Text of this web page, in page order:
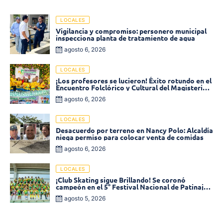
LOCALES
Vigilancia y compromiso: personero municipal
inspecciona planta de tratamiento de agua
agosto 6, 2026
LOCALES
¡Los profesores se lucieron! Éxito rotundo en el
Encuentro Folclórico y Cultural del Magisterio
2026 en Ciénaga
agosto 6, 2026
LOCALES
Desacuerdo por terreno en Nancy Polo: Alcaldía
niega permiso para colocar venta de comidas
agosto 6, 2026
LOCALES
¡Club Skating sigue Brillando! Se coronó
campeón en el 5° Festival Nacional de Patinaje
«Soledad sobre Ruedas»
agosto 5, 2026